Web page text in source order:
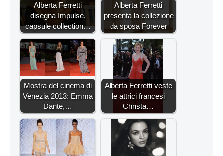
Alberta Ferretti
disegna Impulse,
capsule collection…
Alberta Ferretti
presenta la collezione
da sposa Forever
Mostra del cinema di
Venezia 2013: Emma
Dante,…
Alberta Ferretti veste
le attrici francesi
Christa…